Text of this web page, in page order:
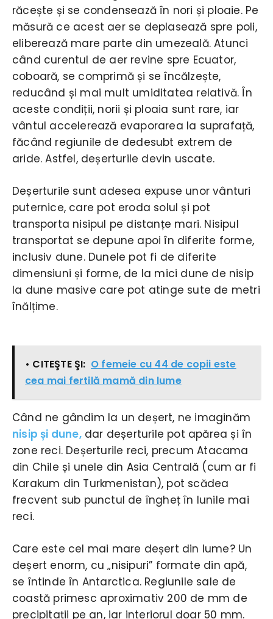
răcește și se condensează în nori și ploaie. Pe
măsură ce acest aer se deplasează spre poli,
eliberează mare parte din umezeală. Atunci
când curentul de aer revine spre Ecuator,
coboară, se comprimă și se încălzește,
reducând și mai mult umiditatea relativă. În
aceste condiții, norii și ploaia sunt rare, iar
vântul accelerează evaporarea la suprafață,
făcând regiunile de dedesubt extrem de
aride. Astfel, deșerturile devin uscate.
Deșerturile sunt adesea expuse unor vânturi
puternice, care pot eroda solul și pot
transporta nisipul pe distanțe mari. Nisipul
transportat se depune apoi în diferite forme,
inclusiv dune. Dunele pot fi de diferite
dimensiuni și forme, de la mici dune de nisip
la dune masive care pot atinge sute de metri
înălțime.
• CITEŞTE ŞI: O femeie cu 44 de copii este
cea mai fertilă mamă din lume
Când ne gândim la un deșert, ne imaginăm
nisip și dune,dar deșerturile pot apărea și în
zone reci. Deșerturile reci, precum Atacama
din Chile și unele din Asia Centrală (cum ar fi
Karakum din Turkmenistan), pot scădea
frecvent sub punctul de îngheț în lunile mai
reci.
Care este cel mai mare deșert din lume? Un
deșert enorm, cu „nisipuri” formate din apă,
se întinde în Antarctica. Regiunile sale de
coastă primesc aproximativ 200 de mm de
precipitații pe an, iar interiorul doar 50 mm.